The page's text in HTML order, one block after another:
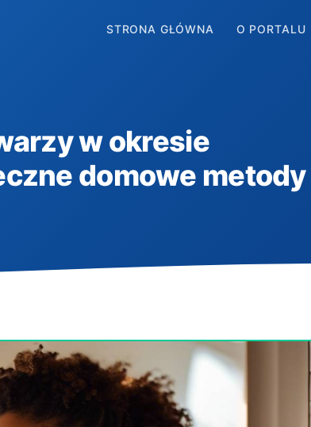
STRONA GŁÓWNA O PORTALU
w okresie
domowe metody